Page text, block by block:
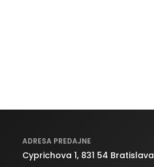
ADRESA PREDAJNE
Cyprichova 1, 831 54 Bratislava